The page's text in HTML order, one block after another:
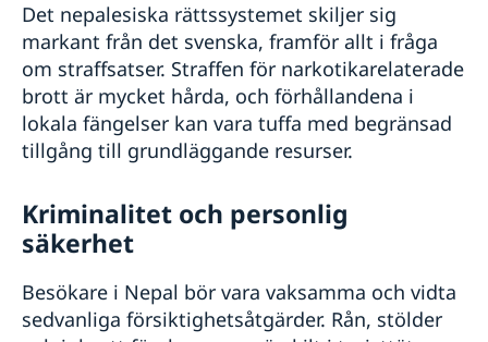
Det nepalesiska rättssystemet skiljer sig
markant från det svenska, framför allt i fråga
om straffsatser. Straffen för narkotikarelaterade
brott är mycket hårda, och förhållandena i
lokala fängelser kan vara tuffa med begränsad
tillgång till grundläggande resurser.
Kriminalitet och personlig
säkerhet
Besökare i Nepal bör vara vaksamma och vidta
sedvanliga försiktighetsåtgärder. Rån, stölder